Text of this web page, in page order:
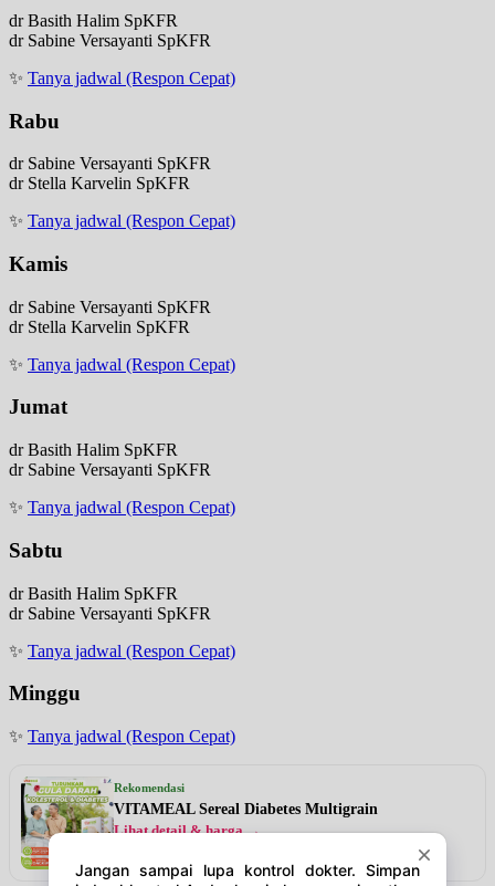
dr Basith Halim SpKFR
dr Sabine Versayanti SpKFR
✨ Tanya jadwal (Respon Cepat)
Rabu
dr Sabine Versayanti SpKFR
dr Stella Karvelin SpKFR
✨ Tanya jadwal (Respon Cepat)
Kamis
dr Sabine Versayanti SpKFR
dr Stella Karvelin SpKFR
✨ Tanya jadwal (Respon Cepat)
Jumat
dr Basith Halim SpKFR
dr Sabine Versayanti SpKFR
✨ Tanya jadwal (Respon Cepat)
Sabtu
dr Basith Halim SpKFR
dr Sabine Versayanti SpKFR
✨ Tanya jadwal (Respon Cepat)
Minggu
✨ Tanya jadwal (Respon Cepat)
Rekomendasi
VITAMEAL Sereal Diabetes Multigrain
Lihat detail & harga →